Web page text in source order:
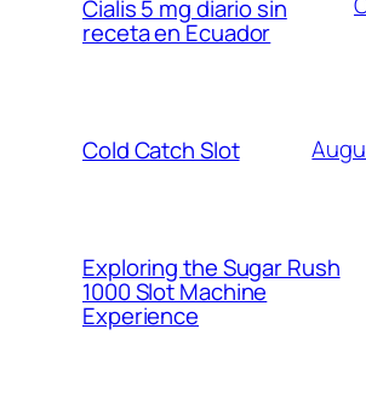
Cialis 5 mg diario sin
receta en Ecuador
Cold Catch Slot
Exploring the Sugar Rush
1000 Slot Machine
Experience